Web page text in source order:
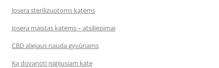
Josera sterilizuotoms katėms
Josera maistas katėms – atsiliepimai
CBD aliejaus nauda gyvūnams
Ką dovanoti įsigijusiam katę